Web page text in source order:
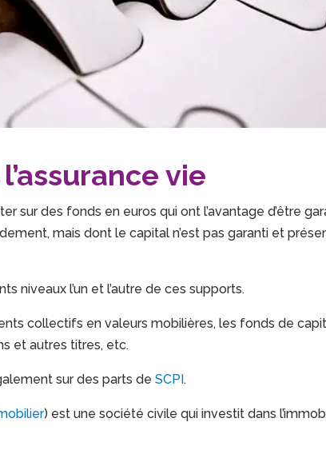
vie
sur des fonds en euros qui ont l’avantage d’être
mais dont le capital n’est pas garanti et
niveaux l’un et l’autre de ces supports.
collectifs en valeurs mobilières, les fonds de
et autres titres, etc.
sur des parts deSCPI.
) est une société civile qui investit dans